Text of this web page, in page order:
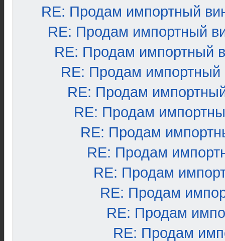
RE: Продам импортный
RE: Продам импортный
RE: Продам импортный
RE: Продам импортный
RE: Продам
RE: Продам
RE: Продам
RE: Продам
RE: Продам
RE: Продам
RE: Продам
RE: Продам